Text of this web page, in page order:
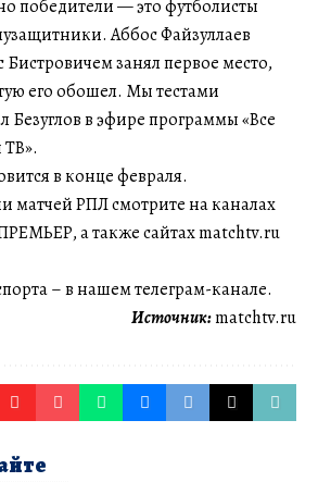
победители — это футболисты
Аббос Файзуллаев
Бистровичем занял первое место,
его обошел. Мы тестами
Безуглов в эфире программы «Все
в конце февраля.
матчей РПЛ смотрите на каналах
а также сайтах matchtv.ru
– в нашем телеграм-канале.
Источник:matchtv.ru